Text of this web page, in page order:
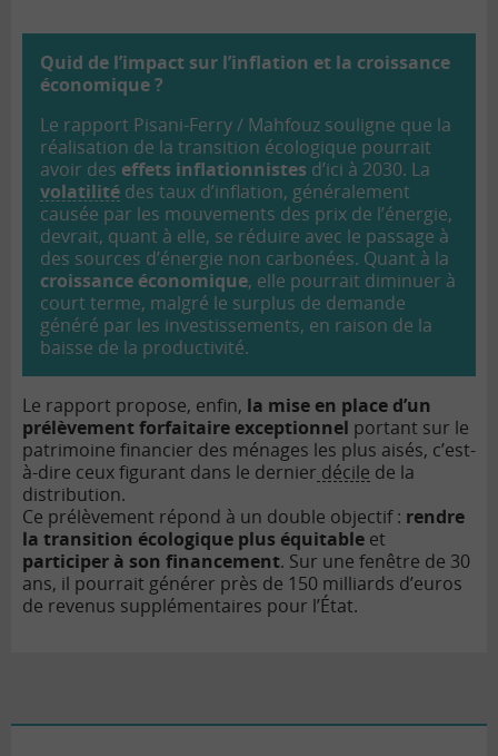
Quid de l’impact sur l’inflation et la croissance
économique ?
Le rapport Pisani-Ferry / Mahfouz souligne que la
réalisation de la transition écologique pourrait
avoir des effets inflationnistes d’ici à 2030. La
volatilité des taux d’inflation, généralement
causée par les mouvements des prix de l’énergie,
devrait, quant à elle, se réduire avec le passage à
des sources d’énergie non carbonées. Quant à la
croissance économique, elle pourrait diminuer à
court terme, malgré le surplus de demande
généré par les investissements, en raison de la
baisse de la productivité.
Le rapport propose, enfin, la mise en place d’un
prélèvement forfaitaire exceptionnel portant sur le
patrimoine financier des ménages les plus aisés, c’est-
à-dire ceux figurant dans le dernier décile de la
distribution.
Ce prélèvement répond à un double objectif : rendre
la transition écologique plus équitable et
participer à son financement. Sur une fenêtre de 30
ans, il pourrait générer près de 150 milliards d’euros
de revenus supplémentaires pour l’État.